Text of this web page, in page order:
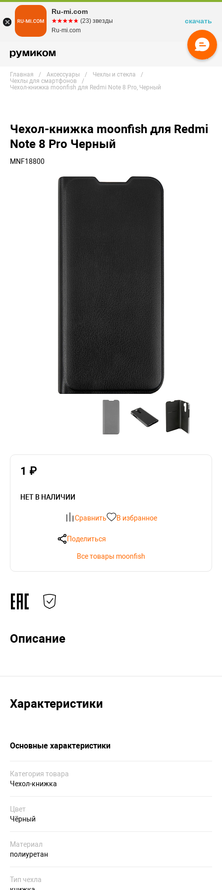
Главная Аксессуары
Чехлы и стекла
Чехлы для смартфонов
Чехол-книжка moonfish для Redmi Note 8 Pro, Черный
Чехол-книжка moonfish для Redmi
Note 8 Pro Черный
MNF18800
1 ₽
НЕТ В НАЛИЧИИ
Сравнить В избранное
Поделиться
Все товары moonfish
Описание
Характеристики
Основные характеристики
Категория товара
Чехол-книжка
Цвет
Чёрный
Материал
полиуретан
Тип чехла
Ru-mi.com
☆☆☆☆☆
★★★★★ (23) звезды
Ru-mi.com
скачать